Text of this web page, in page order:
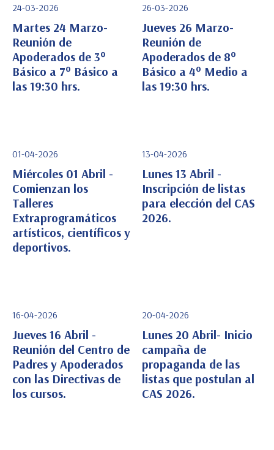
Ver Detalle
24-03-2026
Martes 24 Marzo-
Reunión de
Apoderados de 3°
Básico a 7° Básico a
las 19:30 hrs.
Ver Detalle
26-03-2026
Jueves 26 Marzo-
Reunión de
Apoderados de 8°
Básico a 4° Medio a
las 19:30 hrs.
Ver Detalle
01-04-2026
Miércoles 01 Abril -
Comienzan los
Talleres
Extraprogramáticos
artísticos, científicos y
deportivos.
Ver Detalle
13-04-2026
Lunes 13 Abril -
Inscripción de listas
para elección del CAS
2026.
Ver Detalle
16-04-2026
Jueves 16 Abril -
Reunión del Centro de
Padres y Apoderados
con las Directivas de
los cursos.
Ver Detalle
20-04-2026
Lunes 20 Abril- Inicio
campaña de
propaganda de las
listas que postulan al
CAS 2026.